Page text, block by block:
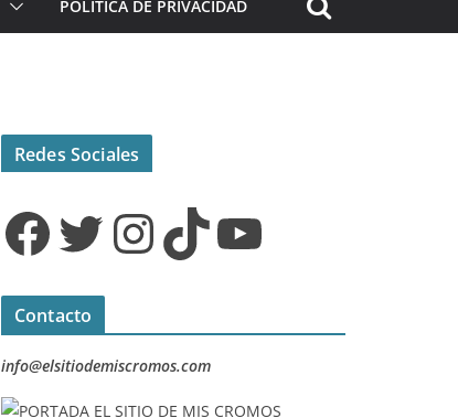
POLÍTICA DE PRIVACIDAD
Redes Sociales
Facebook Twitter InstagramTikTok YouTube
Contacto
info@elsitiodemiscromos.com